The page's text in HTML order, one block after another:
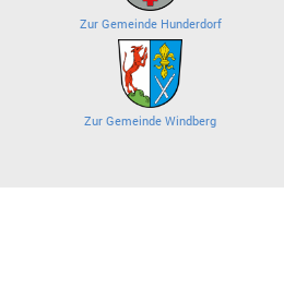
Zur Gemeinde Hunderdorf
Zur Gemeinde Windberg